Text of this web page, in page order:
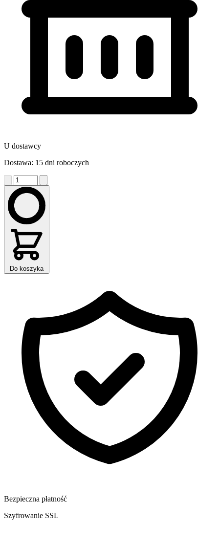
U dostawcy
Dostawa: 15 dni roboczych
Do koszyka
Bezpieczna płatność
Szyfrowanie SSL